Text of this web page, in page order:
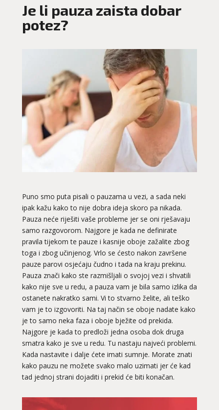
Je li pauza zaista dobar
potez?
Puno smo puta pisali o pauzama u vezi, a sada neki
ipak kažu kako to nije dobra ideja skoro pa nikada.
Pauza neće riješiti vaše probleme jer se oni rješavaju
samo razgovorom. Najgore je kada ne definirate
pravila tijekom te pauze i kasnije oboje zažalite zbog
toga i zbog učinjenog. Vrlo se ćesto nakon završene
pauze parovi osjećaju čudno i tada na kraju prekinu.
Pauza znači kako ste razmišljali o svojoj vezi i shvatili
kako nije sve u redu, a pauza vam je bila samo izlika da
ostanete nakratko sami. Vi to stvarno želite, ali teško
vam je to izgovoriti. Na taj način se oboje nadate kako
je to samo neka faza i oboje bježite od prekida.
Najgore je kada to predloži jedna osoba dok druga
smatra kako je sve u redu. Tu nastaju najveći problemi.
Kada nastavite i dalje ćete imati sumnje. Morate znati
kako pauzu ne možete svako malo uzimati jer će kad
tad jednoj strani dojaditi i prekid će biti konačan.